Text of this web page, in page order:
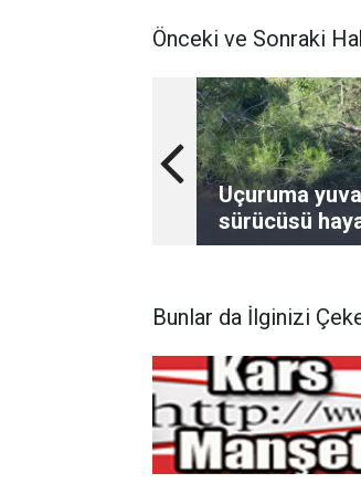
Önceki ve Sonraki
Uçuruma
sürücüsü
Bunlar da İlginizi